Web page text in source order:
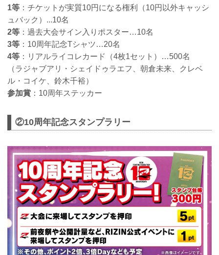
1等 ：チケットが実質10円になる権利（10円以外キャッシ
ュバック）...10名
2等 ：過去大会サイン入りポスター…10名
3等 ：10周年記念Tシャツ…20名
4等 ：リアルライコレカード（4枚1セット）…500名
（ラジャブアリ・シェイドゥラエフ、朝倉未来、クレベ
ル・コイケ、鈴木千裕）
参加賞 ：10周年ステッカー
②10周年記念スタンプラリー